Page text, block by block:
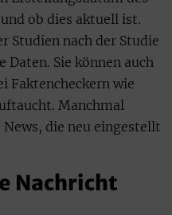
ob dies aktuell ist.
Studien nach der Studie
Daten. Sie können auch
Faktencheckern wie
Manchmal
die neu eingestellt
Nachricht